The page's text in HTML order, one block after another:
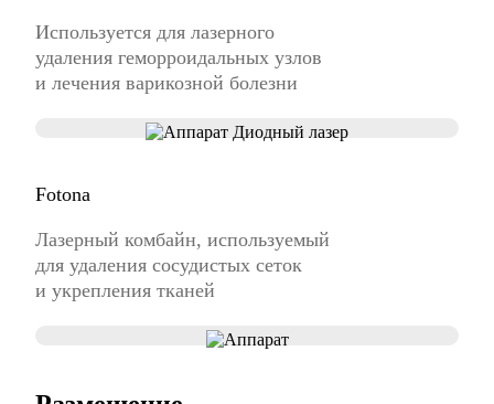
Используется для лазерного
удаления геморроидальных узлов
и лечения варикозной болезни
Fotona
Лазерный комбайн, используемый
для удаления сосудистых сеток
и укрепления тканей